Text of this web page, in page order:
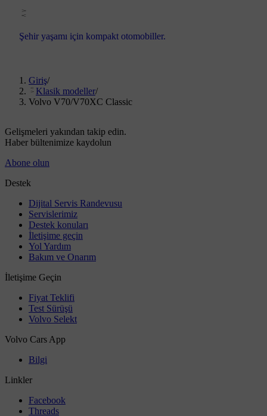
Şehir yaşamı için kompakt otomobiller.
Giriş/
Klasik modeller/
Volvo V70/V70XC Classic